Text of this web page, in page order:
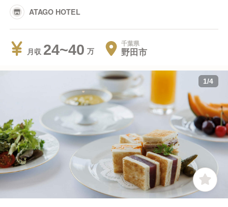
ATAGO HOTEL
月収 24~40 千葉県
野田市
1/4